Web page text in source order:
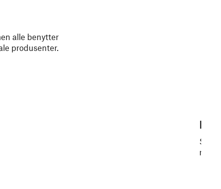
alle benytter
produsenter.
Spis